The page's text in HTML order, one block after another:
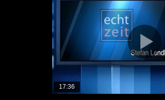
17:36